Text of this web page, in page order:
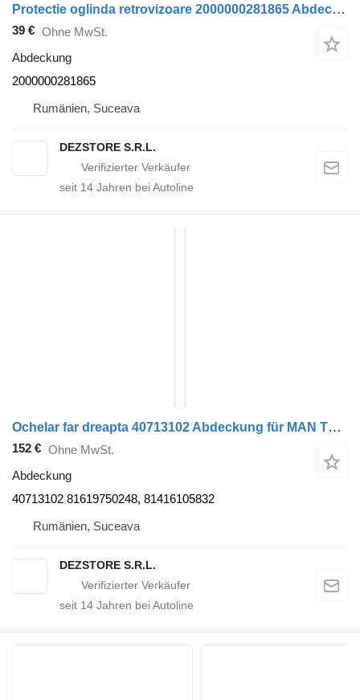
Protectie oglinda retrovizoare 2000000281865 Abdeckung für MAN TGX Sattelzugmaschine
39 € Ohne MwSt.
Abdeckung
2000000281865
Rumänien, Suceava
DEZSTORE S.R.L.
seit 14 Jahren bei Autoline
Ochelar far dreapta 40713102 Abdeckung für MAN TGX Sattelzugmaschine
152 € Ohne MwSt.
Abdeckung
40713102 81619750248, 81416105832
Rumänien, Suceava
DEZSTORE S.R.L.
seit 14 Jahren bei Autoline